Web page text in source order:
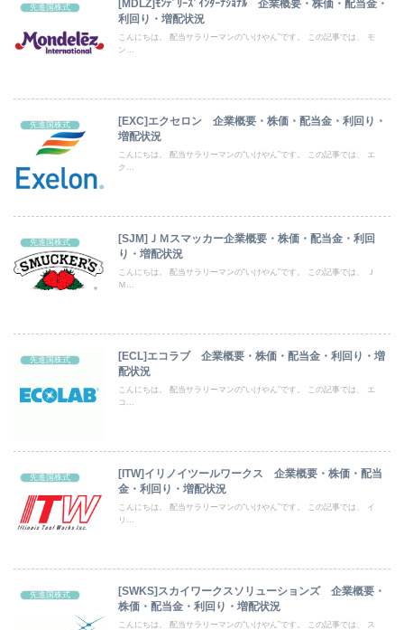
先進国株式
[MDLZ]ﾓﾝﾃﾞﾘｰｽﾞｲﾝﾀｰﾅｼｮﾅﾙ 企業概要・株価・配当金・
利回り・増配状況
こんにちは。 配当サラリーマンの“いけやん”です。 この記事では、 モ
ン...
先進国株式
[EXC]エクセロン 企業概要・株価・配当金・利回り・
増配状況
こんにちは。 配当サラリーマンの“いけやん”です。 この記事では、 エ
ク...
先進国株式
[SJM]ＪＭスマッカー企業概要・株価・配当金・利回
り・増配状況
こんにちは。 配当サラリーマンの“いけやん”です。 この記事では、 Ｊ
Ｍ...
先進国株式
[ECL]エコラブ 企業概要・株価・配当金・利回り・増
配状況
こんにちは。 配当サラリーマンの“いけやん”です。 この記事では、 エ
コ...
先進国株式
[ITW]イリノイツールワークス 企業概要・株価・配当
金・利回り・増配状況
こんにちは。 配当サラリーマンの“いけやん”です。 この記事では、 イ
リ...
先進国株式
[SWKS]スカイワークスソリューションズ 企業概要・
株価・配当金・利回り・増配状況
こんにちは。 配当サラリーマンの“いけやん”です。 この記事では、 ス